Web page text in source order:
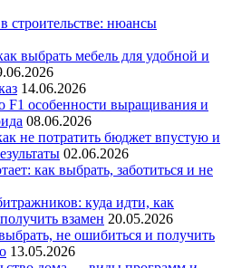
строительстве: нюансы
выбрать мебель для удобной и
14.06.2026
F1 особенности выращивания и
08.06.2026
не потратить бюджет впустую и
02.06.2026
как выбрать, заботиться и не
куда идти, как
взамен 20.05.2026
не ошибиться и получить
13.05.2026